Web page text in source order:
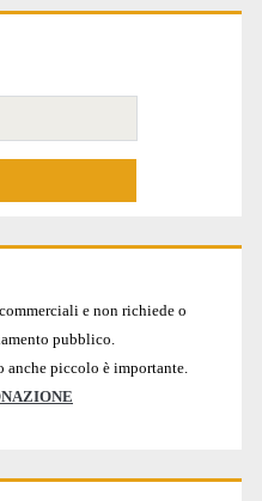
e non richiede o
pubblico.
anche piccolo è importante.